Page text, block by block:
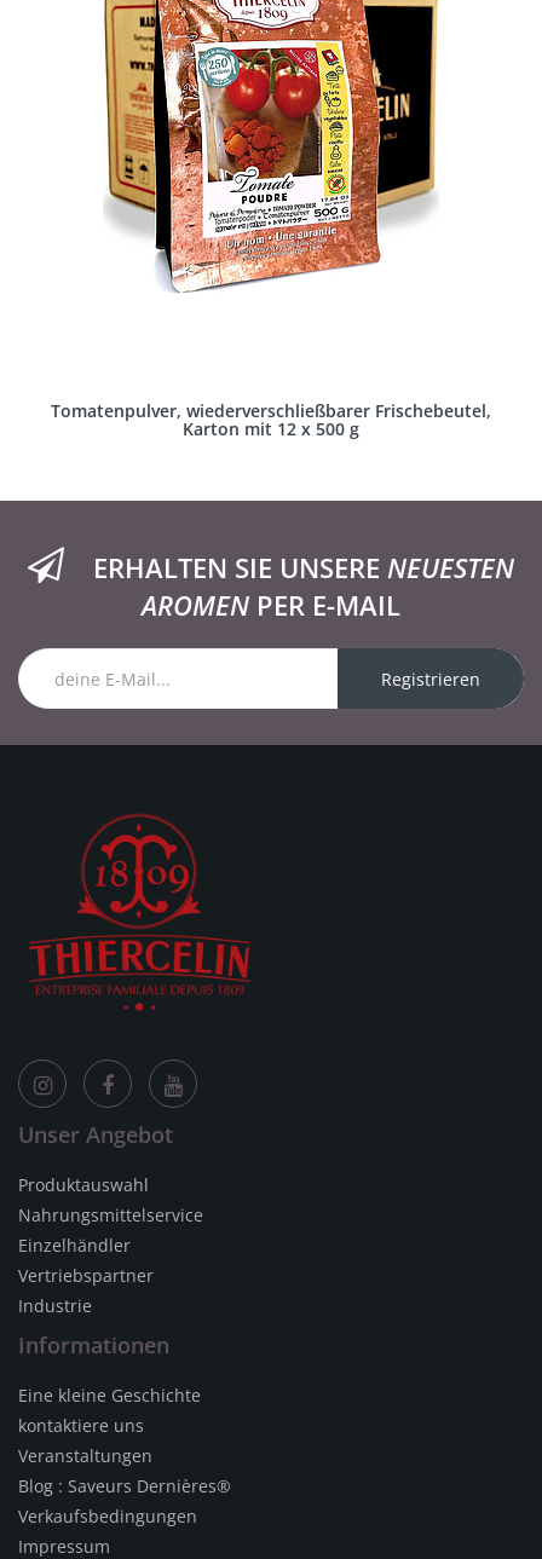
Tomatenpulver, wiederverschließbarer Frischebeutel,
Karton mit 12 x 500 g
ERHALTEN SIE UNSERE NEUESTEN
AROMEN PER E-MAIL
Registrieren
Unser Angebot
Produktauswahl
Nahrungsmittelservice
Einzelhändler
Vertriebspartner
Industrie
Informationen
Eine kleine Geschichte
kontaktiere uns
Veranstaltungen
Blog : Saveurs Dernières®
Verkaufsbedingungen
Impressum